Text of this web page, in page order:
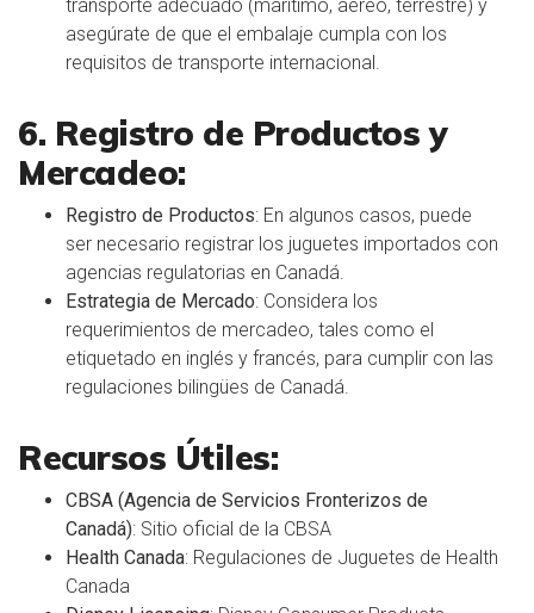
transporte adecuado (marítimo, aéreo, terrestre) y
asegúrate de que el embalaje cumpla con los
requisitos de transporte internacional.
6. Registro de Productos y
Mercadeo:
Registro de Productos: En algunos casos, puede
ser necesario registrar los juguetes importados con
agencias regulatorias en Canadá.
Estrategia de Mercado: Considera los
requerimientos de mercadeo, tales como el
etiquetado en inglés y francés, para cumplir con las
regulaciones bilingües de Canadá.
Recursos Útiles:
CBSA (Agencia de Servicios Fronterizos de
Canadá): Sitio oficial de la CBSA
Health Canada: Regulaciones de Juguetes de Health
Canada